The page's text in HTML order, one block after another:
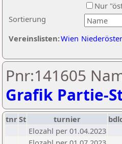
Sortierung
Nur
Vereinslisten:Wien
Pnr:141605
Grafik Partie-
tnrSt turnier
Elozahl per 01.04.2023